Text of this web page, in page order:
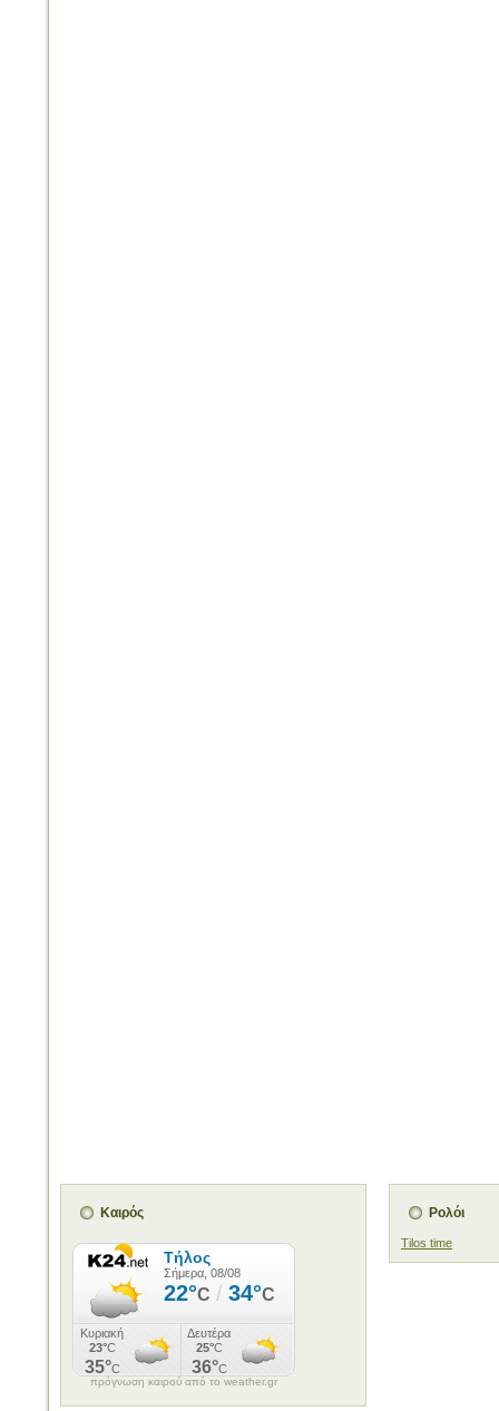
Καιρός
πρόγνωση καιρού από το weather.gr
Ρολόι
Tilos time